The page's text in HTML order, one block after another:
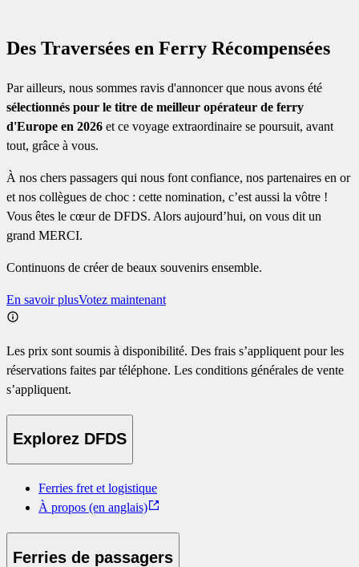
Des Traversées en Ferry Récompensées
Par ailleurs, nous sommes ravis d'annoncer que nous avons été
sélectionnés pour le titre de meilleur opérateur de ferry
d'Europe en 2026 et ce voyage extraordinaire se poursuit, avant
tout, grâce à vous.
À nos chers passagers qui nous font confiance, nos partenaires en or
et nos collègues de choc : cette nomination, c’est aussi la vôtre !
Vous êtes le cœur de DFDS. Alors aujourd’hui, on vous dit un
grand MERCI.
Continuons de créer de beaux souvenirs ensemble.
En savoir plusVotez maintenant
Les prix sont soumis à disponibilité. Des frais s’appliquent pour les
réservations faites par téléphone. Les conditions générales de vente
s’appliquent.
Explorez DFDS
Ferries fret et logistique
À propos (en anglais)
Ferries de passagers